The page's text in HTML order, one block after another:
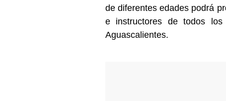
de diferentes edades podrá
e instructores de todos
Aguascalientes.